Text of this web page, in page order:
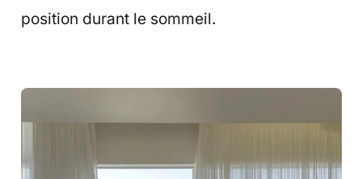
position durant le sommeil.